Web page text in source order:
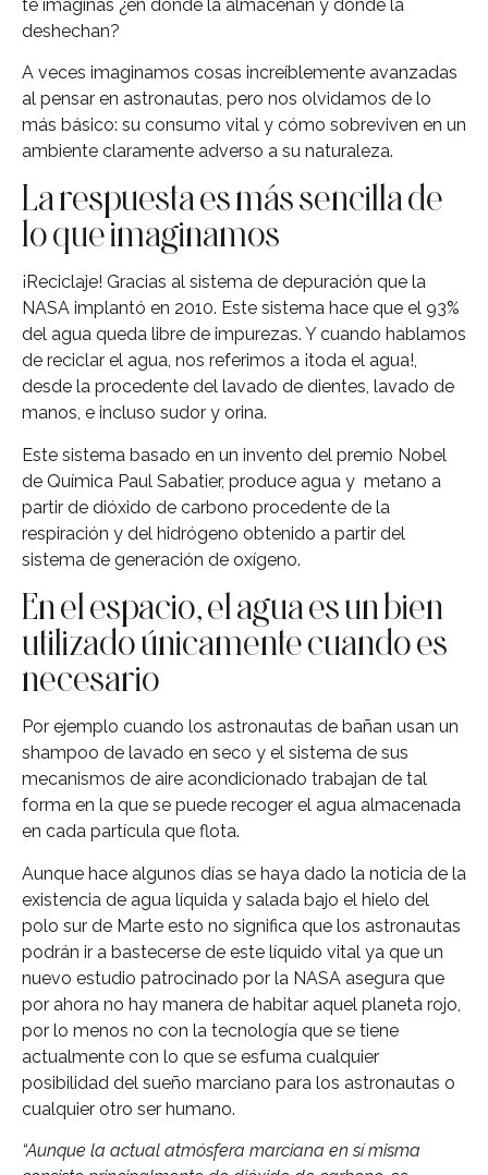
te imaginas ¿en dónde la almacenan y dónde la
deshechan?
A veces imaginamos cosas increíblemente avanzadas
al pensar en astronautas, pero nos olvidamos de lo
más básico: su consumo vital y cómo sobreviven en un
ambiente claramente adverso a su naturaleza.
La respuesta es más sencilla de
lo que imaginamos
¡Reciclaje! Gracias al sistema de depuración que la
NASA implantó en 2010. Este sistema hace que el 93%
del agua queda libre de impurezas. Y cuando hablamos
de reciclar el agua, nos referimos a ¡toda el agua!,
desde la procedente del lavado de dientes, lavado de
manos, e incluso sudor y orina.
Este sistema basado en un invento del premio Nobel
de Química Paul Sabatier, produce agua y metano a
partir de dióxido de carbono procedente de la
respiración y del hidrógeno obtenido a partir del
sistema de generación de oxígeno.
En el espacio, el agua es un bien
utilizado únicamente cuando es
necesario
Por ejemplo cuando los astronautas de bañan usan un
shampoo de lavado en seco y el sistema de sus
mecanismos de aire acondicionado trabajan de tal
forma en la que se puede recoger el agua almacenada
en cada partícula que flota.
Aunque hace algunos días se haya dado la noticia de la
existencia de agua líquida y salada bajo el hielo del
polo sur de Marte esto no significa que los astronautas
podrán ir a bastecerse de este líquido vital ya que un
nuevo estudio patrocinado por la NASA asegura que
por ahora no hay manera de habitar aquel planeta rojo,
por lo menos no con la tecnología que se tiene
actualmente con lo que se esfuma cualquier
posibilidad del sueño marciano para los astronautas o
cualquier otro ser humano.
“Aunque la actual atmósfera marciana en sí misma